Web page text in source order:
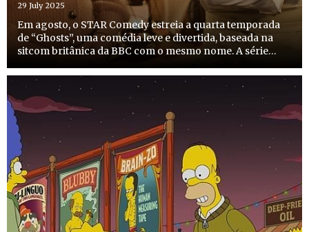
29 July 2025
Em agosto, o STAR Comedy estreia a quarta temporada
de “Ghosts”, uma comédia leve e divertida, baseada na
sitcom britânica da BBC com o mesmo nome. A série
antiga mansão de família num alojamento local, mas as
coisas nã...